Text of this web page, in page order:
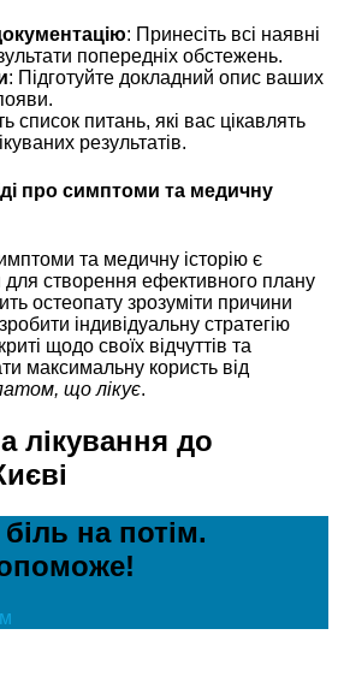
: Принесіть всі наявні
попередніх обстежень.
: Підготуйте докладний опис ваших
список питань, які вас цікавлять
результатів.
про симптоми та медичну
та медичну історію є
створення ефективного плану
остеопату зрозуміти причини
індивідуальну стратегію
щодо своїх відчуттів та
максимальну користь від
що лікує.
лікування до
на потім.